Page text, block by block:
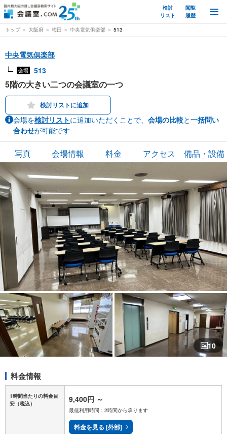
検討
リスト
閲覧
履歴
トップ 大阪府 梅田 中央電気俱楽部 513
中央電気俱楽部
会場 513
5階の大きい二つの会議室の一つ
検討リストに追加
会場を検討リストに追加いただくことで、 会場の比較と一括問い
合わせが可能です
写真 会場情報 料金 アクセス 備品・設備
10
料金情報
1時間当たりの料金目
安 （税込） 9,400円 ～
最低利用時間：2時間から承ります
料金を見る [外部]